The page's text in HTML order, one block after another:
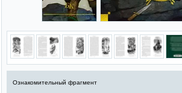
Ознакомительный фрагмент